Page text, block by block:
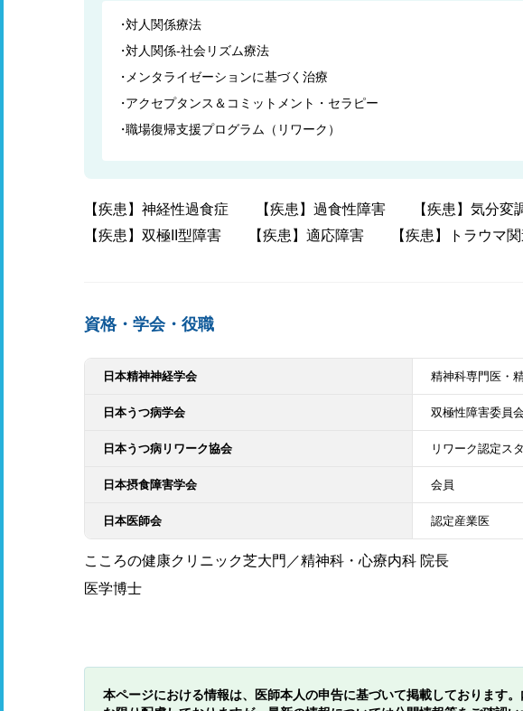
対人関係療法
対人関係-社会リズム療法
メンタライゼーションに基づく治療
アクセプタンス＆コミットメント・セラピー
職場復帰支援プログラム（リワーク）
【疾患】神経性過食症 【疾患】過食性障害
【疾患】気分変
【疾患】双極II型障害
【疾患】適応障害 【疾患】トラウマ
資格・学会・役職
日本精神神経学会 精神科専門医・
日本うつ病学会 双極性障害委員
日本うつ病リワーク協会 リワーク認定ス
日本摂食障害学会 会員
日本医師会 認定産業医
こころの健康クリニック芝大門／精神科・心療内科 院長
医学博士
本ページにおける情報は、医師本人の申告に基づいて掲載しております